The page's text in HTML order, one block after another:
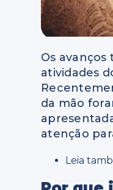
Os
atividades
da mão
atenção
Leia